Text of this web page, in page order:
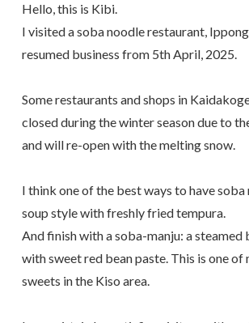
Hello, this is Kibi.
I visited a soba noodle restaurant,
resumed business from 5th April, 2025.
Some restaurants and shops in
closed during the winter season due to
and will re-open with the melting snow.
I think one of the best ways to have soba
soup style with freshly fried tempura.
And finish with a soba-manju: a steamed
with sweet red bean paste. This is one
sweets in the Kiso area.